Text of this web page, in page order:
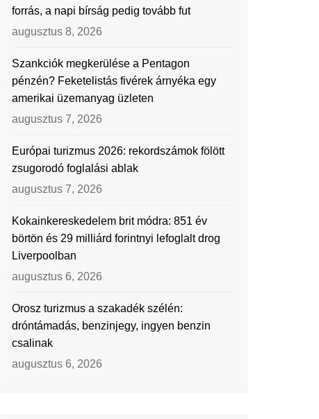
forrás, a napi bírság pedig tovább fut
augusztus 8, 2026
Szankciók megkerülése a Pentagon
pénzén? Feketelistás fivérek árnyéka egy
amerikai üzemanyag üzleten
augusztus 7, 2026
Európai turizmus 2026: rekordszámok fölött
zsugorodó foglalási ablak
augusztus 7, 2026
Kokainkereskedelem brit módra: 851 év
börtön és 29 milliárd forintnyi lefoglalt drog
Liverpoolban
augusztus 6, 2026
Orosz turizmus a szakadék szélén:
dróntámadás, benzinjegy, ingyen benzin
csalinak
augusztus 6, 2026